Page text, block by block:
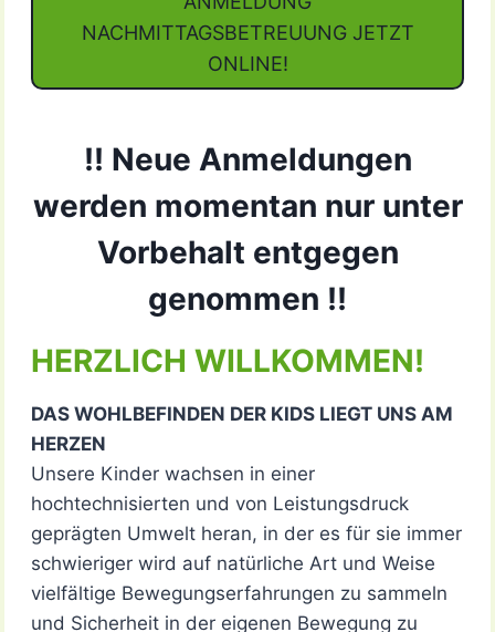
NACHMITTAGSBETREUUNG JETZT
ONLINE!
!! Neue Anmeldungen
werden momentan nur unter
Vorbehalt entgegen
genommen !!
HERZLICH WILLKOMMEN!
DAS WOHLBEFINDEN DER KIDS LIEGT UNS AM
HERZEN
Unsere Kinder wachsen in einer
hochtechnisierten und von Leistungsdruck
geprägten Umwelt heran, in der es für sie immer
schwieriger wird auf natürliche Art und Weise
vielfältige Bewegungserfahrungen zu sammeln
und Sicherheit in der eigenen Bewegung zu